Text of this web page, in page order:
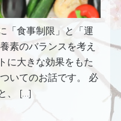
「食事制限」と「運
素のバランスを考え
に大きな効果をもた
いてのお話です。 必
、 […]